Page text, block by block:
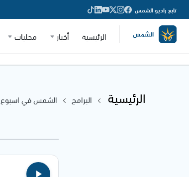
تابع راديو الشمس
الرئيسية أخبار محليات
الرئيسية البرامج الشمس في اسبوع